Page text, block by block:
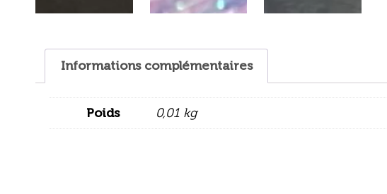
Informations complémentaires
Poids 0,01 kg